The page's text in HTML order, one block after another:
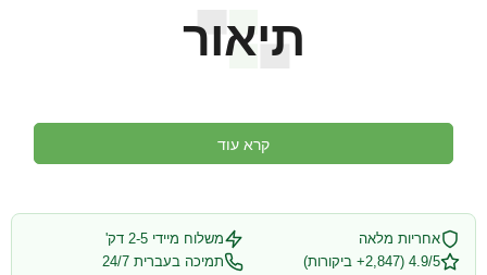
תיאור
קרא עוד
אחריות מלאה
משלוח מיידי 2-5 דק'
4.9/5 (2,847+ ביקורות)
תמיכה בעברית 24/7